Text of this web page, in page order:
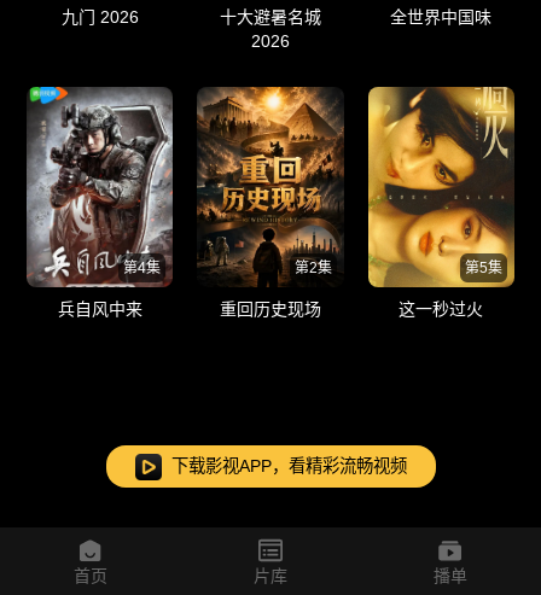
九门 2026
十大避暑名城
2026
全世界中国味
第4集
兵自风中来
第2集
重回历史现场
第5集
这一秒过火
下载影视APP，看精彩流畅视频
首页 片库 播单